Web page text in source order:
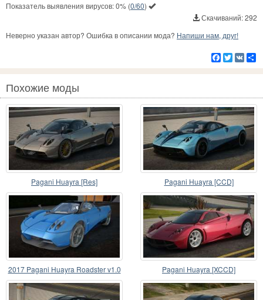
Показатель выявления вирусов:0% (0/60)
Скачиваний: 292
Неверно указан автор? Ошибка в описании мода? Напиши нам, друг!
Facebook
Twitter
VK
Похожие моды
Pagani Huayra [Res] Pagani Huayra [CCD]
2017 Pagani Huayra Roadster v1.0 Pagani Huayra [XCCD]